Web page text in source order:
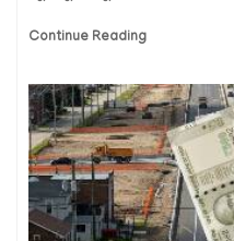
Continue Reading